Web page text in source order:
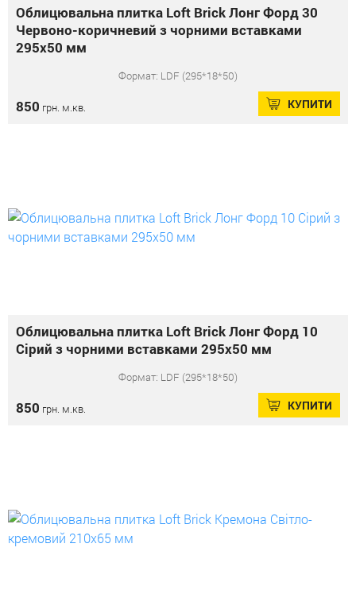
Облицювальна плитка Loft Brick Лонг Форд 30
Червоно-коричневий з чорними вставками
295x50 мм
Формат: LDF (295*18*50)
850 грн. м.кв. КУПИТИ
Облицювальна плитка Loft Brick Лонг Форд 10
Сірий з чорними вставками 295x50 мм
Формат: LDF (295*18*50)
850 грн. м.кв. КУПИТИ